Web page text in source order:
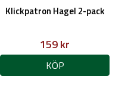
Klickpatron Hagel 2-pack
159 kr
KÖP